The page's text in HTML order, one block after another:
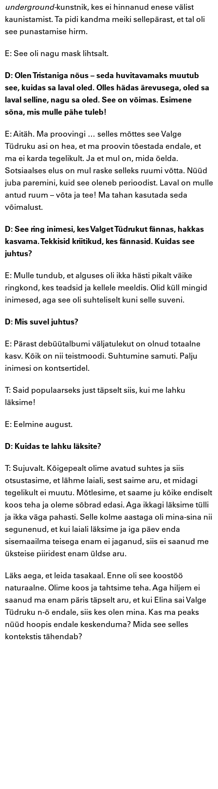
underground-kunstnik, kes ei hinnanud enese välist
kaunistamist. Ta pidi kandma meiki sellepärast, et tal oli
see punastamise hirm.
E: See oli nagu mask lihtsalt.
D: Olen Tristaniga nõus – seda huvitavamaks muutub
see, kuidas sa laval oled. Olles hädas ärevusega, oled sa
laval selline, nagu sa oled. See on võimas. Esimene
sõna, mis mulle pähe tuleb!
E: Aitäh. Ma proovingi … selles mõttes see Valge
Tüdruku asi on hea, et ma proovin tõestada endale, et
ma ei karda tegelikult. Ja et mul on, mida öelda.
Sotsiaalses elus on mul raske selleks ruumi võtta. Nüüd
juba paremini, kuid see oleneb perioodist. Laval on mulle
antud ruum – võta ja tee! Ma tahan kasutada seda
võimalust.
D: See ring inimesi, kes Valget Tüdrukut fännas, hakkas
kasvama. Tekkisid kriitikud, kes fännasid. Kuidas see
juhtus?
E: Mulle tundub, et alguses oli ikka hästi pikalt väike
ringkond, kes teadsid ja kellele meeldis. Olid küll mingid
inimesed, aga see oli suhteliselt kuni selle suveni.
D: Mis suvel juhtus?
E: Pärast debüütalbumi väljatulekut on olnud totaalne
kasv. Kõik on nii teistmoodi. Suhtumine samuti. Palju
inimesi on kontsertidel.
T: Said populaarseks just täpselt siis, kui me lahku
läksime!
E: Eelmine august.
D: Kuidas te lahku läksite?
T: Sujuvalt. Kõigepealt olime avatud suhtes ja siis
otsustasime, et lähme laiali, sest saime aru, et midagi
tegelikult ei muutu. Mõtlesime, et saame ju kõike endiselt
koos teha ja oleme sõbrad edasi. Aga ikkagi läksime tülli
ja ikka väga pahasti. Selle kolme aastaga oli mina-sina nii
segunenud, et kui laiali läksime ja iga päev enda
sisemaailma teisega enam ei jaganud, siis ei saanud me
üksteise piiridest enam üldse aru.
Läks aega, et leida tasakaal. Enne oli see koostöö
naturaalne. Olime koos ja tahtsime teha. Aga hiljem ei
saanud ma enam päris täpselt aru, et kui Elina sai Valge
Tüdruku n-ö endale, siis kes olen mina. Kas ma peaks
nüüd hoopis endale keskenduma? Mida see selles
kontekstis tähendab?